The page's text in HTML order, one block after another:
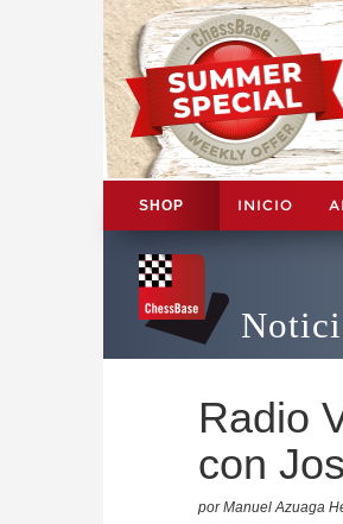
SHOP INICIO
Radio
con
por Manuel Azuaga